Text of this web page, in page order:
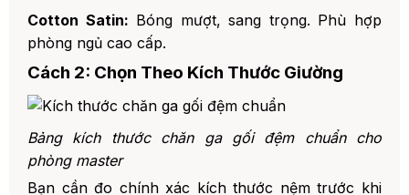
Cotton Satin: Bóng mượt, sang trọng. Phù hợp
phòng ngủ cao cấp.
Cách 2: Chọn Theo Kích Thước Giường
Bảng kích thước chăn ga gối đệm chuẩn cho
phòng master
Bạn cần đo chính xác kích thước nệm trước khi